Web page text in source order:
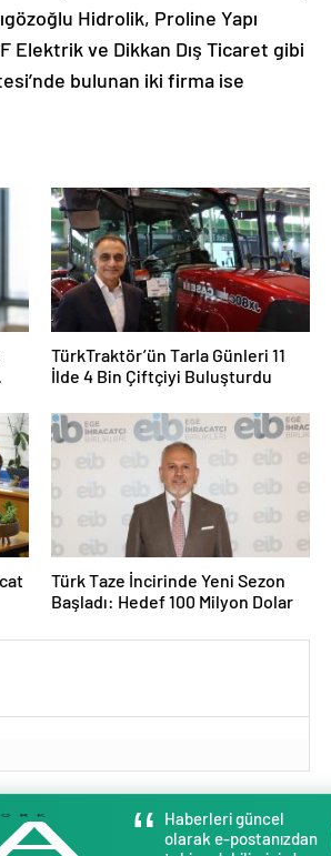
Hidrolik, Proline Yapı
Elektrik ve Dikkan Dış Ticaret gibi
bulunan iki firma ise
TürkTraktör’ün Tarla Günleri 11
İlde 4 Bin Çiftçiyi Buluşturdu
Türk Taze İncirinde Yeni Sezon
Başladı: Hedef 100 Milyon Dolar
Haberleri güncel
olarak e-postanızdan